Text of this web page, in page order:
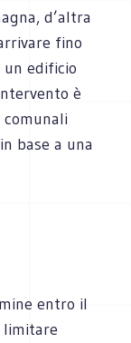
d’altra
fino
edificio
è
base a una
entro il
limitare